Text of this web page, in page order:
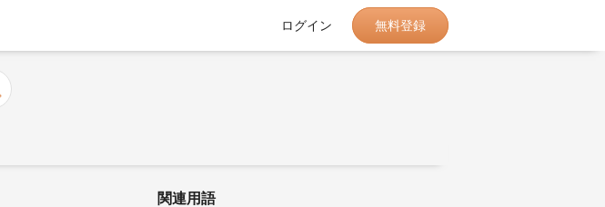
ログイン 無料登録
関連用語